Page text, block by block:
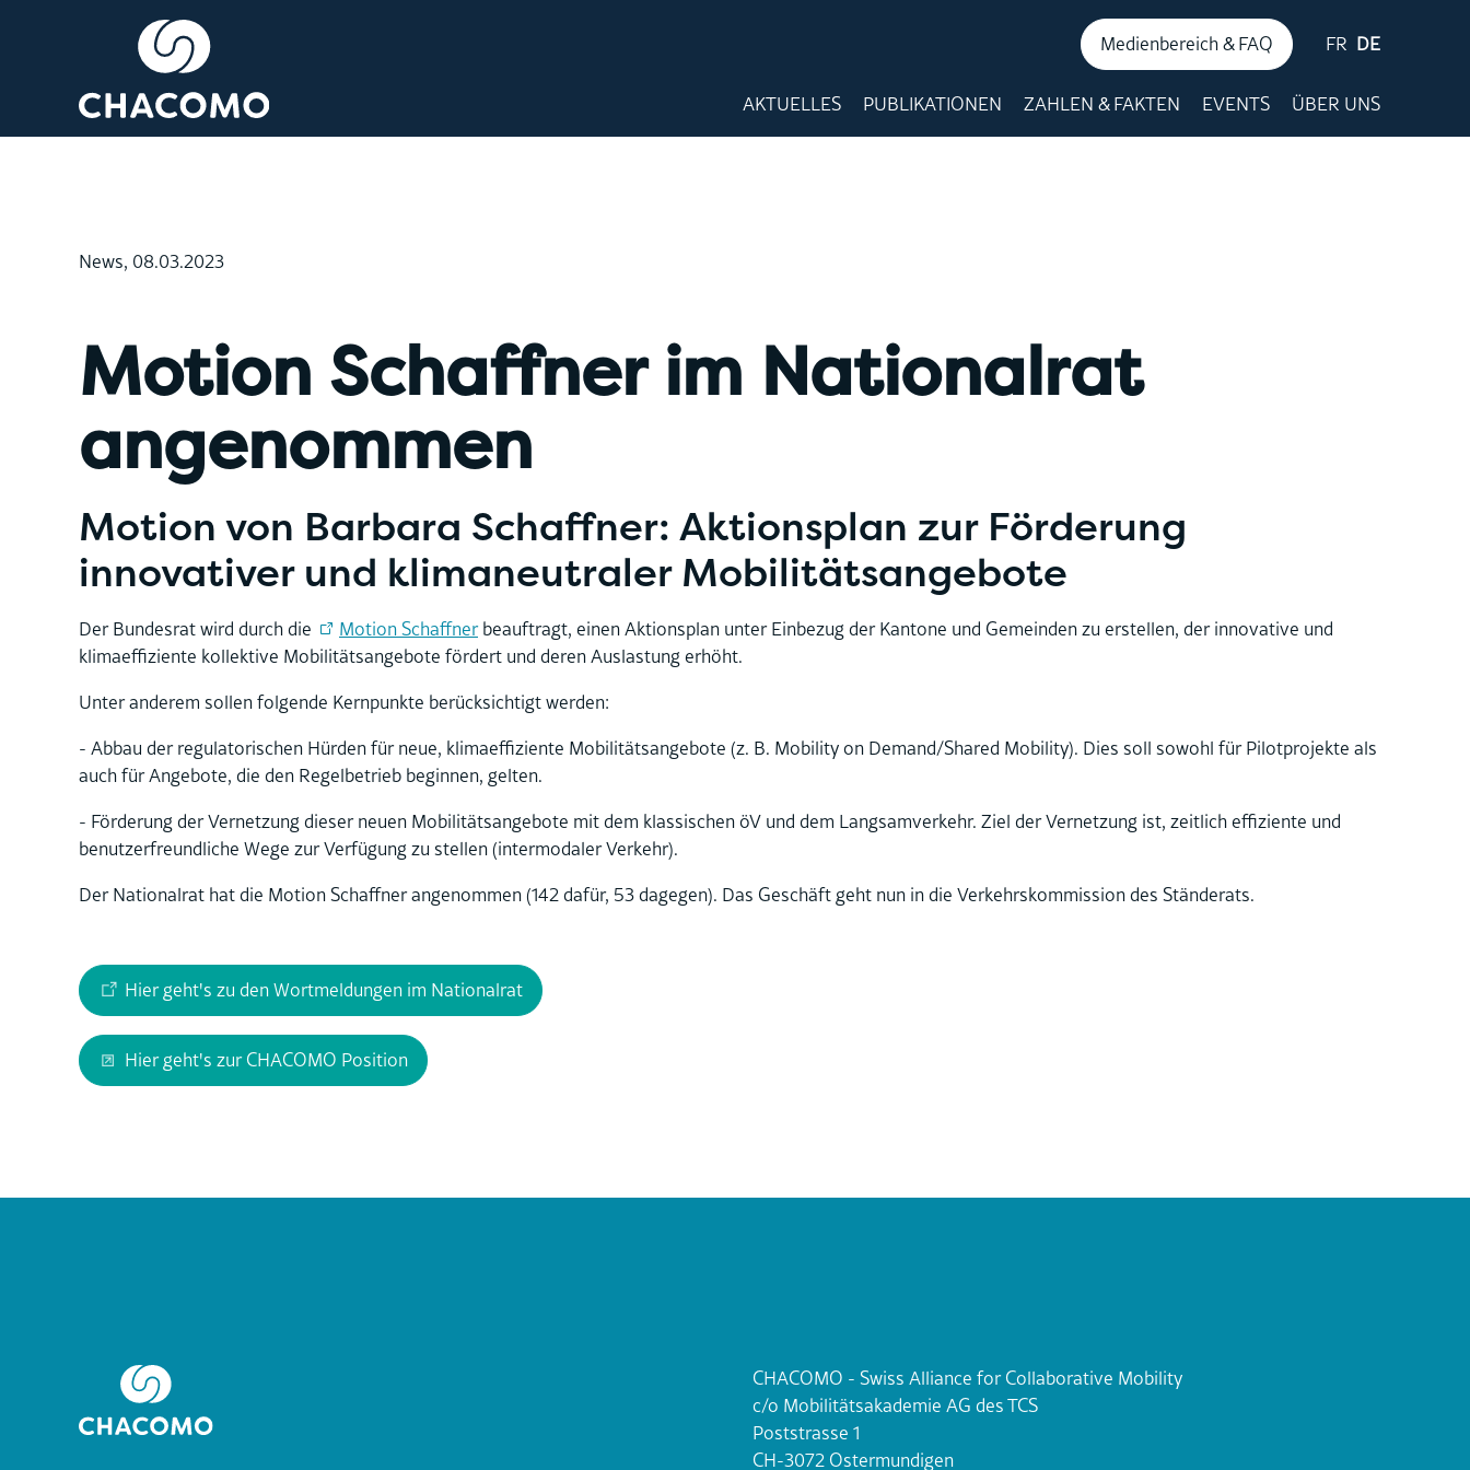
Medienbereich & FAQ FR DE
AKTUELLES PUBLIKATIONEN ZAHLEN & FAKTEN EVENTS ÜBER UNS
News, 08.03.2023
Motion Schaffner im Nationalrat
angenommen
Motion von Barbara Schaffner: Aktionsplan zur Förderung
innovativer und klimaneutraler Mobilitätsangebote
Der Bundesrat wird durch die Motion Schaffnerbeauftragt, einen Aktionsplan unter Einbezug der Kantone und Gemeinden zu erstellen, der innovative und
klimaeffiziente kollektive Mobilitätsangebote fördert und deren Auslastung erhöht.
Unter anderem sollen folgende Kernpunkte berücksichtigt werden:
- Abbau der regulatorischen Hürden für neue, klimaeffiziente Mobilitätsangebote (z. B. Mobility on Demand/Shared Mobility). Dies soll sowohl für Pilotprojekte als
auch für Angebote, die den Regelbetrieb beginnen, gelten.
- Förderung der Vernetzung dieser neuen Mobilitätsangebote mit dem klassischen öV und dem Langsamverkehr. Ziel der Vernetzung ist, zeitlich effiziente und
benutzerfreundliche Wege zur Verfügung zu stellen (intermodaler Verkehr).
Der Nationalrat hat die Motion Schaffner angenommen (142 dafür, 53 dagegen). Das Geschäft geht nun in die Verkehrskommission des Ständerats.
Hier geht's zu den Wortmeldungen im Nationalrat
Hier geht's zur CHACOMO Position
CHACOMO - Swiss Alliance for Collaborative Mobility
c/o Mobilitätsakademie AG des TCS
Poststrasse 1
CH-3072 Ostermundigen